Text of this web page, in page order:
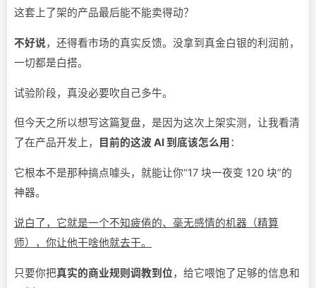
这套上了架的产品最后能不能卖得动？
不好说，还得看市场的真实反馈。没拿到真金白银的利润前，
一切都是白搭。
试验阶段，真没必要吹自己多牛。
但今天之所以想写这篇复盘，是因为这次上架实测，让我看清
了在产品开发上，
目前的这波 AI 到底该怎么用 ：
它根本不是那种搞点噱头，就能让你“17 块一夜变 120 块”的
神器。
说白了，它就是一个不知疲倦的、毫无感情的机器（精算
师），你让他干啥他就去干。
只要你把真实的商业规则调教到位，给它喂饱了足够的信息和